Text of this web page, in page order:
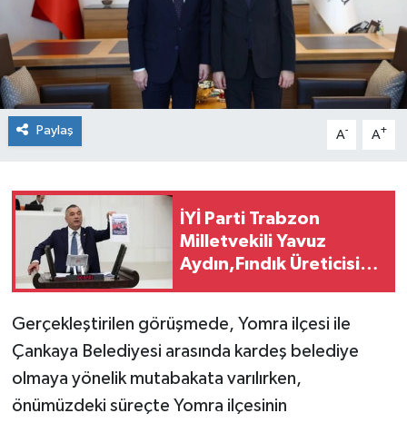
Paylaş A- A+
İYİ Parti Trabzon
Milletvekili Yavuz
Aydın,Fındık Üreticisi
Gerçekleştirilen görüşmede, Yomra ilçesi ile
Çankaya Belediyesi arasında kardeş belediye
olmaya yönelik mutabakata varılırken,
önümüzdeki süreçte Yomra ilçesinin